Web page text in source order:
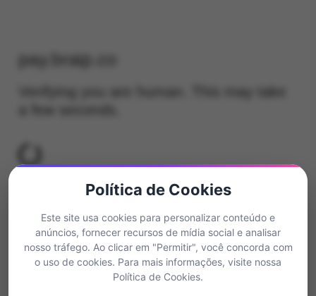
Política de Cookies
Este site usa cookies para personalizar conteúdo e
anúncios, fornecer recursos de mídia social e analisar
nosso tráfego. Ao clicar em "Permitir", você concorda com
o uso de cookies. Para mais informações, visite nossa
Política de Cookies.